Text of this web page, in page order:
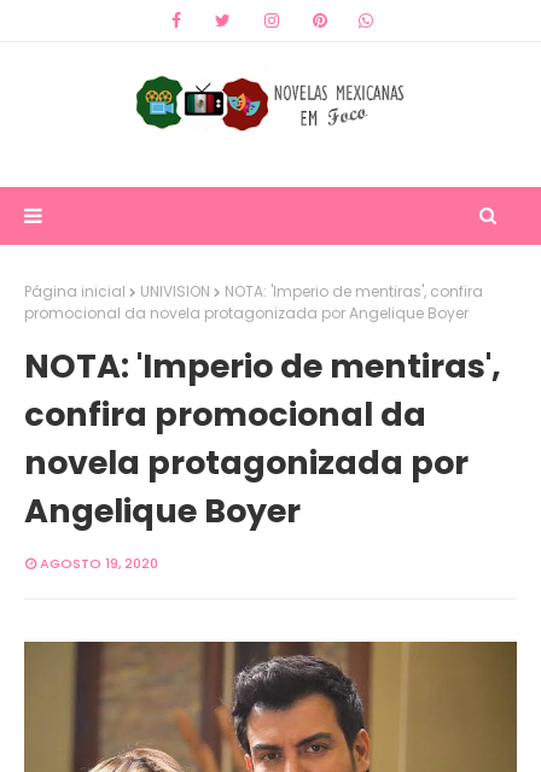
Página inicial UNIVISION
NOTA: 'Imperio de mentiras', confira
promocional da novela protagonizada por Angelique Boyer
NOTA: 'Imperio de mentiras',
confira promocional da
novela protagonizada por
Angelique Boyer
AGOSTO 19, 2020